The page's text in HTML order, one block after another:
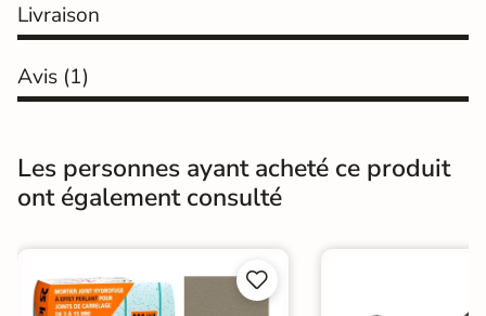
Coefficient
antidérapant
Résistance à
l'usure
GR5 - Ultra-résistant
Bords rectifié
Finition Mate
Surface Antidérapante
Livraison
Avis (1)
Les personnes ayant acheté ce produit
ont également consulté

